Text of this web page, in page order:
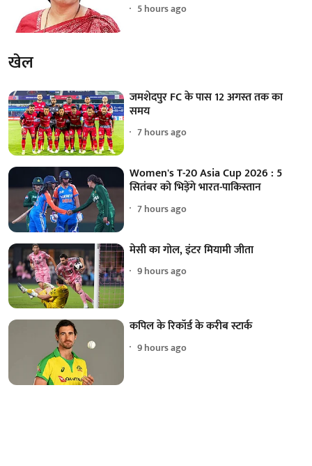
5 hours ago
खेल
जमशेदपुर FC के पास 12 अगस्त तक का
समय
7 hours ago
Women's T-20 Asia Cup 2026 : 5
सितंबर को भिड़ेंगे भारत-पाकिस्तान
7 hours ago
मेसी का गोल, इंटर मियामी जीता
9 hours ago
कपिल के रिकॉर्ड के करीब स्टार्क
9 hours ago